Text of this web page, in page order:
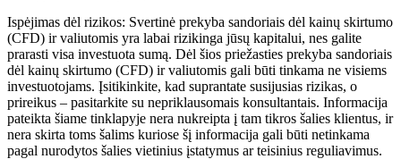
Ispėjimas dėl rizikos: Svertinė prekyba sandoriais dėl kainų skirtumo
(CFD) ir valiutomis yra labai rizikinga jūsų kapitalui, nes galite
prarasti visa investuota sumą. Dėl šios priežasties prekyba sandoriais
dėl kainų skirtumo (CFD) ir valiutomis gali būti tinkama ne visiems
investuotojams. Įsitikinkite, kad suprantate susijusias rizikas, o
prireikus – pasitarkite su nepriklausomais konsultantais. Informacija
pateikta šiame tinklapyje nera nukreipta į tam tikros šalies klientus, ir
nera skirta toms šalims kuriose šį informacija gali būti netinkama
pagal nurodytos šalies vietinius įstatymus ar teisinius reguliavimus.